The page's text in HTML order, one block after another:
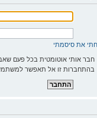
את סיסמתי
חבר אותי אוטומטית בכל פעם
בהתחברות זו אל תאפשר